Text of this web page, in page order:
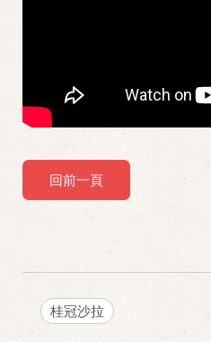
回前一頁
桂冠沙拉